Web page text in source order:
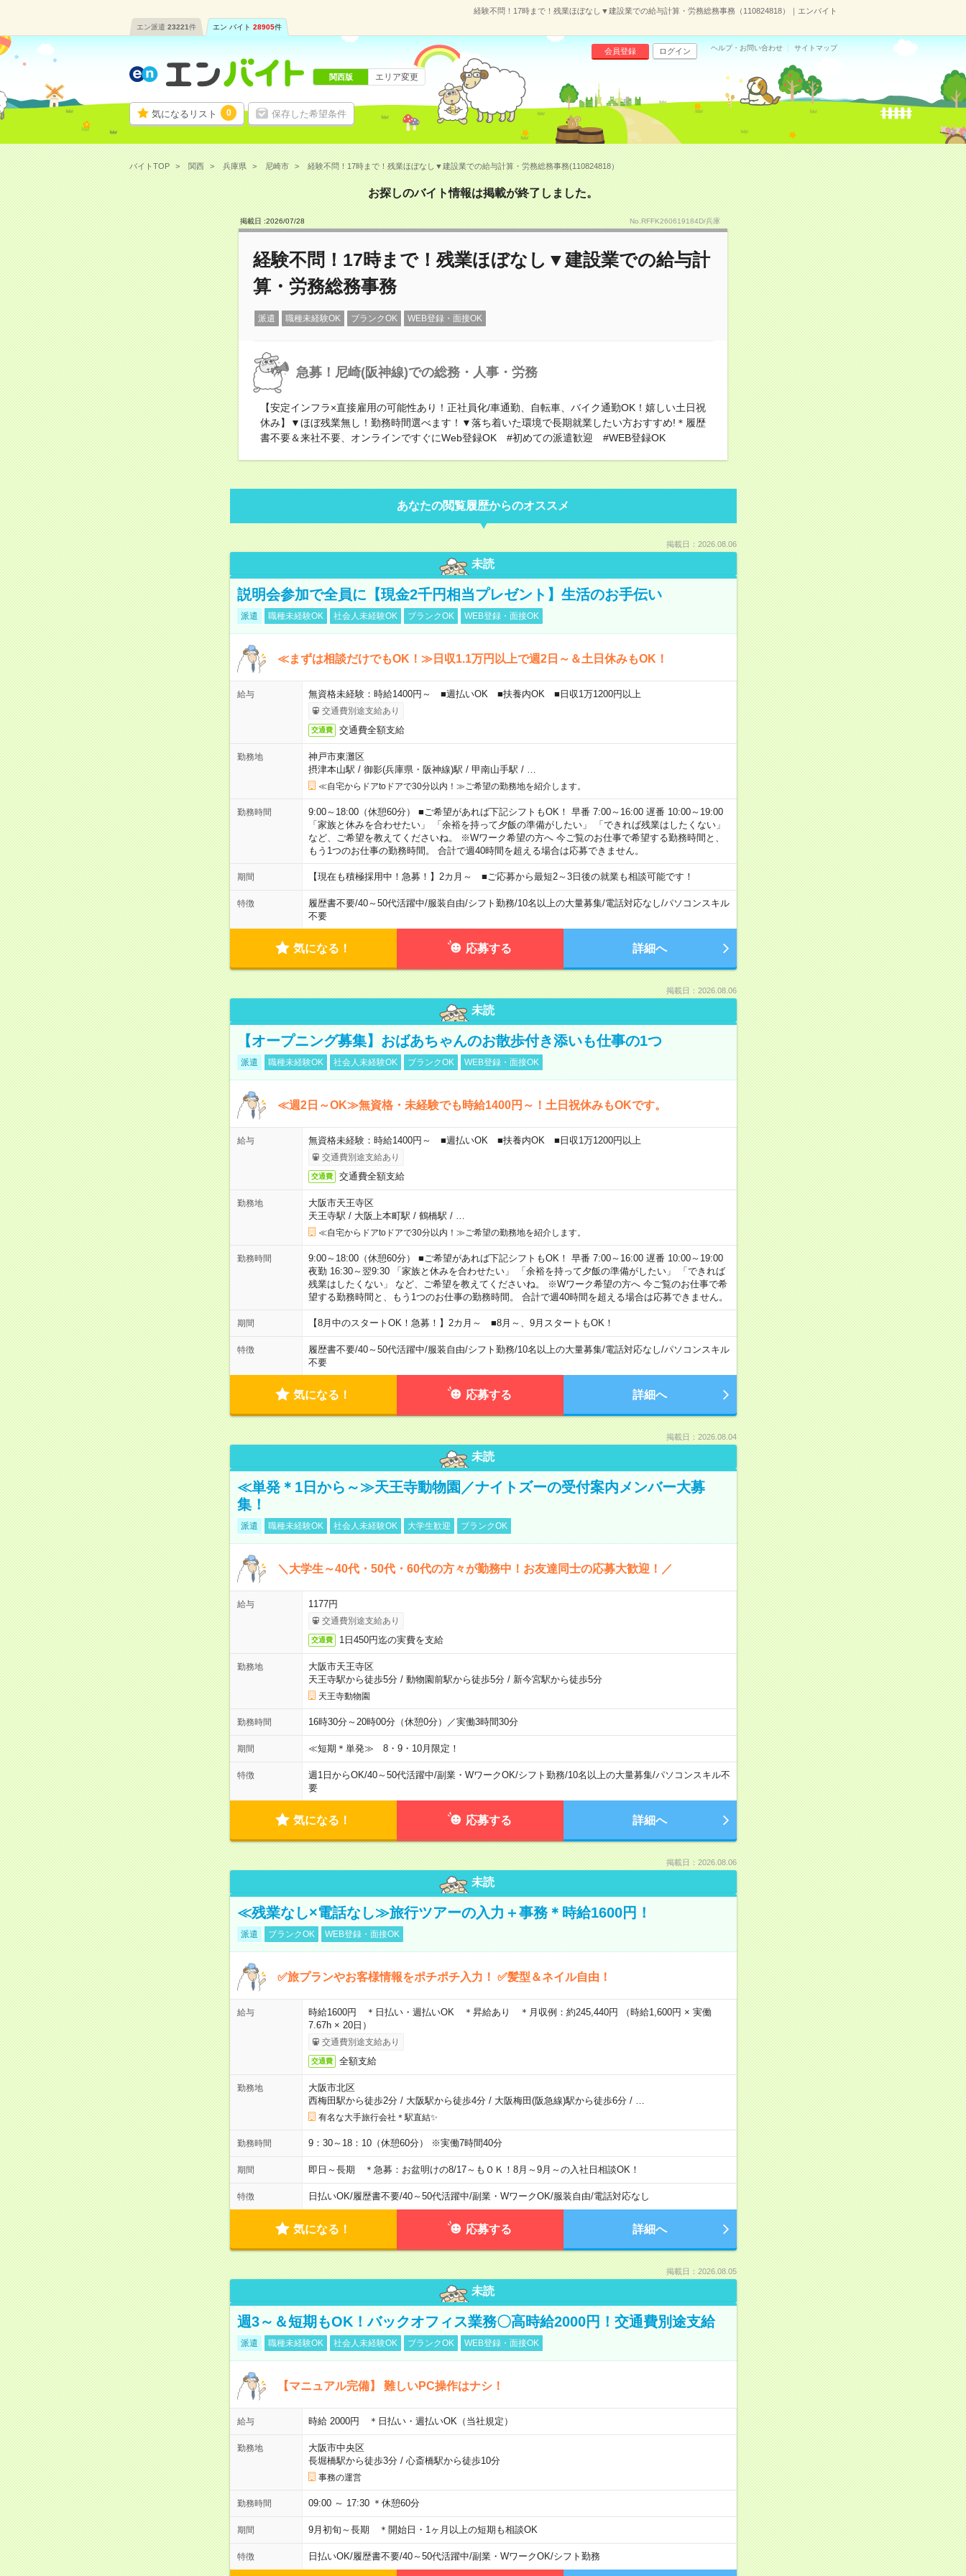
経験不問！17時まで！残業ほぼなし▼建設業での給与計算・労務総務事務（110824818）｜エンバイト
エン派遣 23221件 エン バイト 28905件
気になるリスト 0 保存した希望条件
会員登録 ログイン ヘルプ・お問い合わせ サイトマップ
関西版 エリア変更
バイトTOP 関西 兵庫県 尼崎市 経験不問！17時まで！残業ほぼなし▼建設業での給与計算・労務総務事務(110824818）
お探しのバイト情報は掲載が終了しました。
掲載日 :2026/07/28 No.RFFK260619184D/兵庫
経験不問！17時まで！残業ほぼなし▼建設業での給与計
算・労務総務事務
派遣 職種未経験OK ブランクOK WEB登録・面接OK
急募！尼崎(阪神線)での総務・人事・労務
【安定インフラ×直接雇用の可能性あり！正社員化/車通勤、自転車、バイク通勤OK！嬉しい土日祝
休み】▼ほぼ残業無し！勤務時間選べます！▼落ち着いた環境で長期就業したい方おすすめ!＊履歴
書不要＆来社不要、オンラインですぐにWeb登録OK #初めての派遣歓迎 #WEB登録OK
あなたの閲覧履歴からのオススメ
掲載日：2026.08.06
未読
説明会参加で全員に【現金2千円相当プレゼント】生活のお手伝い
派遣 職種未経験OK 社会人未経験OK ブランクOK WEB登録・面接OK
≪まずは相談だけでもOK！≫日収1.1万円以上で週2日～＆土日休みもOK！
給与 無資格未経験：時給1400円～ ■週払いOK ■扶養内OK ■日収1万1200円以上
交通費別途支給あり
交通費 交通費全額支給
勤務地
神戸市東灘区
摂津本山駅 / 御影(兵庫県・阪神線)駅 / 甲南山手駅 /
≪自宅からドアtoドアで30分以内！≫ご希望の勤務地を紹介します。
勤務時間
9:00～18:00（休憩60分） ■ご希望があれば下記シフトもOK！ 早番 7:00～16:00 遅番 10:00～19:00
「家族と休みを合わせたい」 「余裕を持って夕飯の準備がしたい」 「できれば残業はしたくない」
など、ご希望を教えてくださいね。 ※Wワーク希望の方へ 今ご覧のお仕事で希望する勤務時間と、
もう1つのお仕事の勤務時間。 合計で週40時間を超える場合は応募できません。
期間 【現在も積極採用中！急募！】2カ月～ ■ご応募から最短2～3日後の就業も相談可能です！
特徴 履歴書不要/40～50代活躍中/服装自由/シフト勤務/10名以上の大量募集/電話対応なし/パソコンスキル
不要
気になる！ 応募する 詳細へ
掲載日：2026.08.06
未読
【オープニング募集】おばあちゃんのお散歩付き添いも仕事の1つ
派遣 職種未経験OK 社会人未経験OK ブランクOK WEB登録・面接OK
≪週2日～OK≫無資格・未経験でも時給1400円～！土日祝休みもOKです。
給与 無資格未経験：時給1400円～ ■週払いOK ■扶養内OK ■日収1万1200円以上
交通費別途支給あり
交通費 交通費全額支給
勤務地
大阪市天王寺区
天王寺駅 / 大阪上本町駅 / 鶴橋駅 /
≪自宅からドアtoドアで30分以内！≫ご希望の勤務地を紹介します。
勤務時間
9:00～18:00（休憩60分） ■ご希望があれば下記シフトもOK！ 早番 7:00～16:00 遅番 10:00～19:00
夜勤 16:30～翌9:30 「家族と休みを合わせたい」 「余裕を持って夕飯の準備がしたい」 「できれば
残業はしたくない」 など、ご希望を教えてくださいね。 ※Wワーク希望の方へ 今ご覧のお仕事で希
望する勤務時間と、もう1つのお仕事の勤務時間。 合計で週40時間を超える場合は応募できません。
期間 【8月中のスタートOK！急募！】2カ月～ ■8月～、9月スタートもOK！
特徴 履歴書不要/40～50代活躍中/服装自由/シフト勤務/10名以上の大量募集/電話対応なし/パソコンスキル
不要
気になる！ 応募する 詳細へ
掲載日：2026.08.04
未読
≪単発＊1日から～≫天王寺動物園／ナイトズーの受付案内メンバー大募
集！
派遣 職種未経験OK 社会人未経験OK 大学生歓迎 ブランクOK
＼大学生～40代・50代・60代の方々が勤務中！お友達同士の応募大歓迎！／
給与 1177円
交通費別途支給あり
交通費 1日450円迄の実費を支給
勤務地
大阪市天王寺区
天王寺駅から徒歩5分/ 動物園前駅から徒歩5分/ 新今宮駅から徒歩5分
天王寺動物園
勤務時間 16時30分～20時00分（休憩0分）／実働3時間30分
期間 ≪短期＊単発≫ 8・9・10月限定！
特徴 週1日からOK/40～50代活躍中/副業・WワークOK/シフト勤務/10名以上の大量募集/パソコンスキル不
要
気になる！ 応募する 詳細へ
掲載日：2026.08.06
未読
≪残業なし×電話なし≫旅行ツアーの入力＋事務＊時給1600円！
派遣 ブランクOK WEB登録・面接OK
✅旅プランやお客様情報をポチポチ入力！ ✅髪型＆ネイル自由！
給与
時給1600円 ＊日払い・週払いOK ＊昇給あり ＊月収例：約245,440円 （時給1,600円 × 実働
7.67h × 20日）
交通費別途支給あり
交通費 全額支給
勤務地
大阪市北区
西梅田駅から徒歩2分/ 大阪駅から徒歩4分/ 大阪梅田(阪急線)駅から徒歩6分/
有名な大手旅行会社＊駅直結✨
勤務時間 9：30～18：10（休憩60分） ※実働7時間40分
期間 即日～長期 ＊急募：お盆明けの8/17～もＯＫ！8月～9月～の入社日相談OK！
特徴 日払いOK/履歴書不要/40～50代活躍中/副業・WワークOK/服装自由/電話対応なし
気になる！ 応募する 詳細へ
掲載日：2026.08.05
未読
週3～＆短期もOK！バックオフィス業務〇高時給2000円！交通費別途支給
派遣 職種未経験OK 社会人未経験OK ブランクOK WEB登録・面接OK
【マニュアル完備】 難しいPC操作はナシ！
給与 時給 2000円 ＊日払い・週払いOK（当社規定）
勤務地
大阪市中央区
長堀橋駅から徒歩3分/ 心斎橋駅から徒歩10分
事務の運営
勤務時間 09:00 ～ 17:30 ＊休憩60分
期間 9月初旬～長期 ＊開始日・1ヶ月以上の短期も相談OK
特徴 日払いOK/履歴書不要/40～50代活躍中/副業・WワークOK/シフト勤務